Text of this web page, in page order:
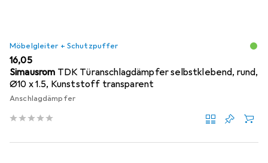
Möbelgleiter + Schutzpuffer
EUR
16,05
Simausrom TDK Türanschlagdämpfer selbstklebend, rund,
Ø10 x 1.5, Kunststoff transparent
Anschlagdämpfer